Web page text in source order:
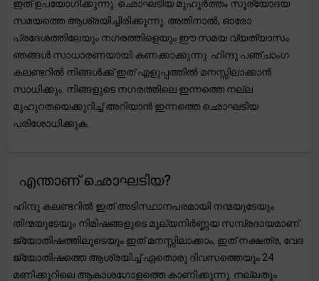
ഇത് ഉപയോഗിക്കുന്നു. ഛൊഘടിയ മുഹൂർത്തം സൂര്യോദയ
സമയത്തെ ആശ്രയിച്ചിരിക്കുന്നു. അതിനാൽ, ഓരോ
പ്രദേശത്തിലേയും നഗരത്തിളെയും ഈ സമയ വ്യത്യാസം
ഞങ്ങൾ സാധാരണയായി കണക്കാക്കുന്നു. ഹിന്ദു പഞ്ചാംഗ
കലണ്ടറിൽ നിങ്ങൾക്ക് ഇത് എളുപ്പത്തിൽ മനസ്സിലാക്കാൻ
സാധിക്കും. നിങ്ങളുടെ നഗരത്തിലെ ഇന്നത്തെ നല്ല
മുഹുറതയെക്കുറിച്ച് അറിയാൻ ഇന്നത്തെ ഛൊഘടിയ
പരിശോധിക്കുക.
എന്താണ് ഛൊഘടിയ?
ഹിന്ദു കലണ്ടറിൽ ഇത് അടിസ്ഥാനപരമായി നന്മയുടേയും
തിന്മയുടേയും നിമിഷങ്ങളുടെ മൂല്യനിർണ്ണയ സമ്പ്രദായമാണ്.
ജ്യോതിഷത്തിലൂടെയും ഇത് മനസ്സിലാക്കാം, ഇത് നക്ഷത്ര, വേദ
ജ്യോതിഷത്തെ ആശ്രയിച്ച് ഏതൊരു ദിവസത്തെയും 24
മണിക്കൂറിലെ ആകാശഗോളത്തെ കാണിക്കുന്നു. നല്ലതും